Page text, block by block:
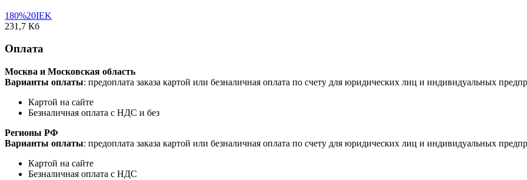
180%20IEK
231,7 Кб
Оплата
Москва и Московская область
Варианты оплаты: предоплата заказа картой или безналичная оплата по счету для юридических лиц и индивидуальных
Картой на сайте
Безналичная оплата с НДС и без
Регионы РФ
Варианты оплаты: предоплата заказа картой или безналичная оплата по счету для юридических лиц и индивидуальных
Картой на сайте
Безналичная оплата с НДС